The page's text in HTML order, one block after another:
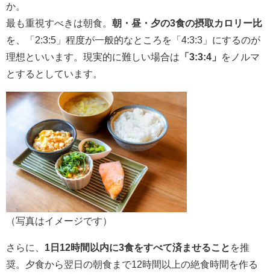
か。
最も重視すべきは朝食。 朝・昼・夕の3食の摂取カロリー比
を、「2:3:5」程度が一般的なところを「4:3:3」にするのが
理想といいます。現実的に難しい場合は 「3:3:4」
をノルマ
とするとしています。
（写真はイメージです）
さらに、 1日12時間以内に3食をすべて済ませること を推
奨。夕食から翌日の朝食まで12時間以上の絶食時間を作る